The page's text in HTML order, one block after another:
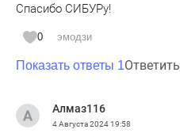
Спасибо СИБУРу!
0 эмодзи
Показать ответы 1Ответить
Алмаз116
4 Августа 202419:58